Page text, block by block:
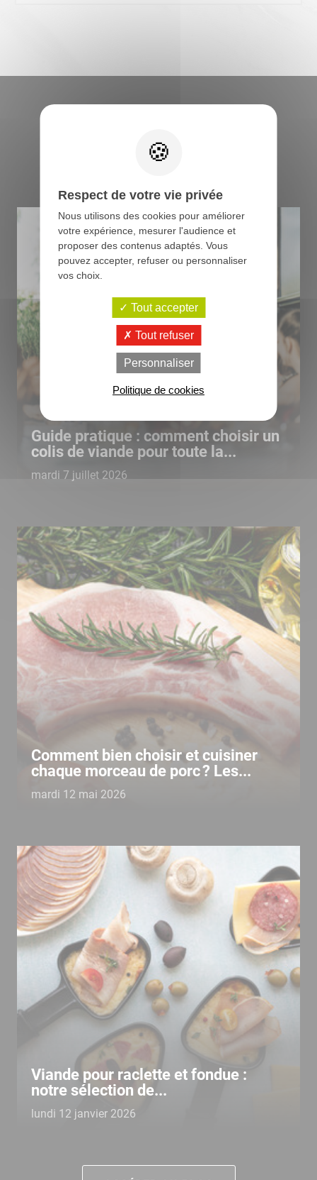
Retrouvez tous les
conseils du boucher
Guide pratique : comment choisir un
colis de viande pour toute la...
mardi 7 juillet 2026
Comment bien choisir et cuisiner
chaque morceau de porc ? Les...
mardi 12 mai 2026
Viande pour raclette et fondue :
notre sélection de...
lundi 12 janvier 2026
Respect de votre vie privée
Nous utilisons des cookies pour améliorer
votre expérience, mesurer l'audience et
proposer des contenus adaptés. Vous
pouvez accepter, refuser ou personnaliser
vos choix.
Tout accepter
Tout refuser
Personnaliser
Politique de cookies